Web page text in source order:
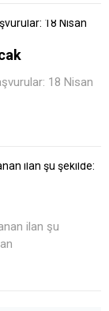
18 Nisan
ilan şu